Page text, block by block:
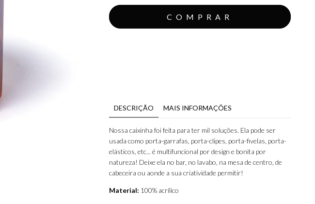
DESCRIÇÃO MAIS INFORMAÇÕES
Nossa caixinha foi feita para ter mil soluções. Ela pode ser
usada como porta-garrafas, porta-clipes, porta-fivelas, porta-
elásticos, etc... é multifuncional por design e bonita por
natureza! Deixe ela no bar, no lavabo, na mesa de centro, de
cabeceira ou aonde a sua criatividade permitir!
Material: 100% acrílico